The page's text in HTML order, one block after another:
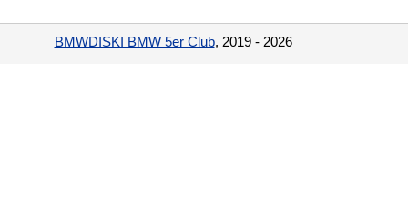
BMWDISKI BMW 5er Club, 2019 - 2026